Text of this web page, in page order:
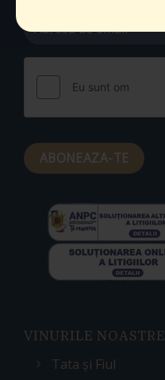
VINURILE NOASTRE
Tata și Fiul